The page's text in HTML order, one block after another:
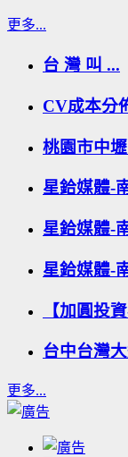
更多...
台 灣 叫 ...
CV成本分
桃園市中
星鉿媒體-
星鉿媒體-
星鉿媒體-
【加圓投
台中台灣
更多...